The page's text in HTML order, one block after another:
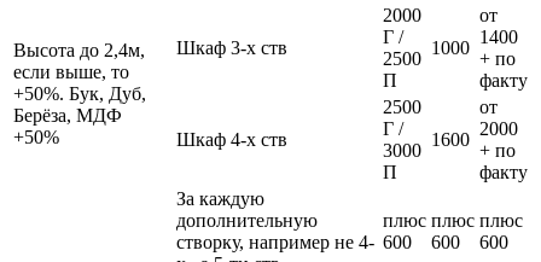
Высота до 2,4м,
если выше, то
+50%. Бук, Дуб,
Берёза, МДФ
+50%
Шкаф 3-х ств
2000
Г /
2500
П
1000
от
1400
+ по
факту
Шкаф 4-х ств
2500
Г /
3000
П
1600
от
2000
+ по
факту
За каждую
дополнительную
створку, например не 4-
плюс
600
плюс
600
плюс
600